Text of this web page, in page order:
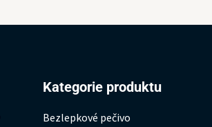
Kategorie produktu
Bezlepkové pečivo